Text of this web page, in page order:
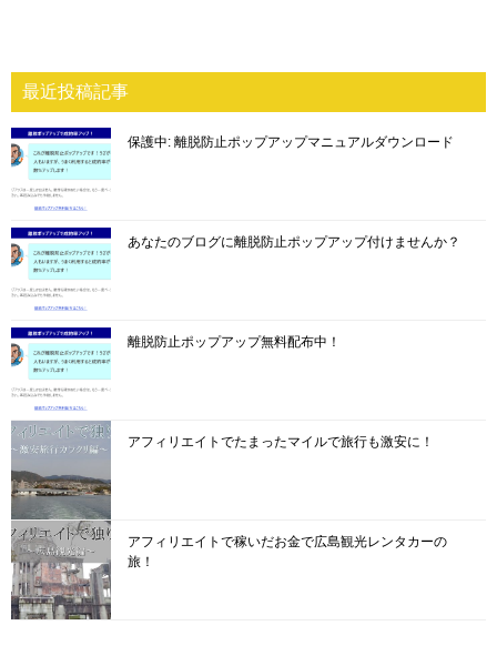
最近投稿記事
保護中: 離脱防止ポップアップマニュアルダウンロード
あなたのブログに離脱防止ポップアップ付けませんか？
離脱防止ポップアップ無料配布中！
アフィリエイトでたまったマイルで旅行も激安に！
アフィリエイトで稼いだお金で広島観光レンタカーの
旅！